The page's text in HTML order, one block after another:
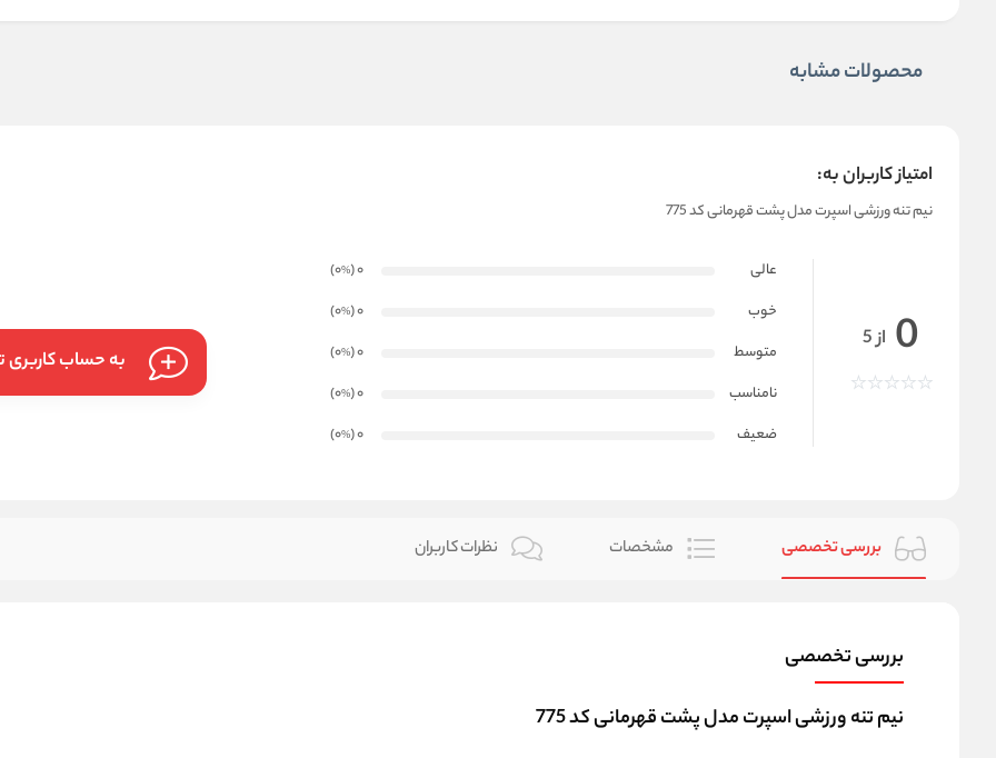
محصولات مشابه
امتیاز کاربران به:
نیم‌ تنه ورزشی اسپرت مدل پشت قهرمانی کد 775
0 از 5
عالی 0
(0
%
)
خوب
0
(0
%
)
متوسط
0
(0
%
)
نامناسب
0
(0
%
)
ضعیف
0
(0
%
)
به حساب کاربری
بررسی تخصصی مشخصات نظرات کاربران
بررسی تخصصی
نیم‌ تنه ورزشی اسپرت مدل پشت قهرمانی کد 775